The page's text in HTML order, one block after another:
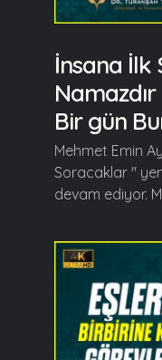
İnsana
Bir gün
Mehmet Emin
Soracaklar "
devam ediyor.